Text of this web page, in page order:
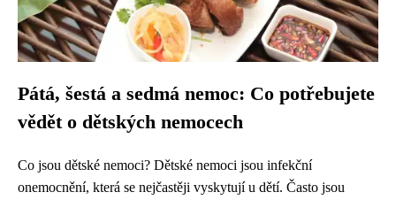
Pátá, šestá a sedmá nemoc: Co potřebujete
vědět o dětských nemocech
Co jsou dětské nemoci? Dětské nemoci jsou infekční
onemocnění, která se nejčastěji vyskytují u dětí. Často jsou